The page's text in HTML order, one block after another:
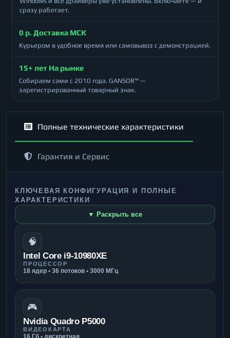
сразу работает.
0 р. Доставка МСК
Курьером в удобное время или самовывоз с демонстрацией.
15+ лет На рынке
Собираем сами с 2010 года. GANSOR™ —
зарегистрированный товарный знак.
Полные технические характеристики
Гарантия и Сервис
КЛЮЧЕВАЯ КОНФИГУРАЦИЯ И ПОЛНЫЕ
ХАРАКТЕРИСТИКИ
▼ Раскрыть все
🧠
Intel Core i9-10980XE
ПРОЦЕССОР
18 ядер • 36 потоков • 3000 МГц
🎮
Nvidia Quadro P5000
ВИДЕОКАРТА
16 Гб • дискретная